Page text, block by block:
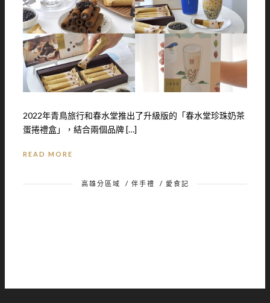
2022年青鳥旅行和春水堂推出了升級版的「春水堂珍珠奶茶
蛋捲禮盒」，結合兩個品牌 […]
READ MORE
高雄分區域 / 伴手禮 / 愛食記